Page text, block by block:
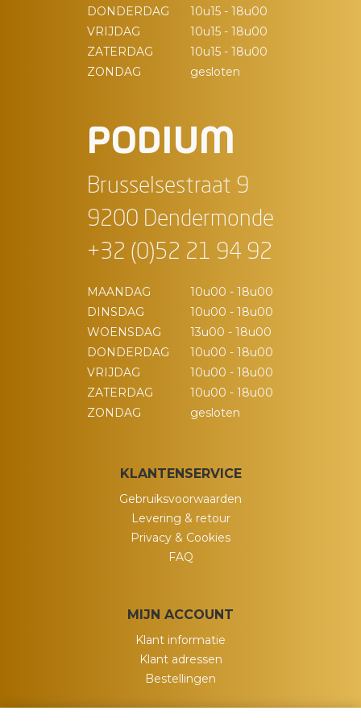
DONDERDAG
10u15 - 18u00
VRIJDAG
10u15 - 18u00
ZATERDAG
10u15 - 18u00
ZONDAG
gesloten
PODIUM
Brusselsestraat 9
9200 Dendermonde
+32 (0)52 21 94 92
MAANDAG
10u00 - 18u00
DINSDAG
10u00 - 18u00
WOENSDAG
13u00 - 18u00
DONDERDAG
10u00 - 18u00
VRIJDAG
10u00 - 18u00
ZATERDAG
10u00 - 18u00
ZONDAG
gesloten
KLANTENSERVICE
Gebruiksvoorwaarden
Levering & retour
Privacy & Cookies
FAQ
MIJN ACCOUNT
Klant informatie
Klant adressen
Bestellingen